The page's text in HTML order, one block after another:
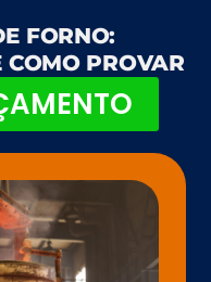
FORNO:
COMO PROVAR